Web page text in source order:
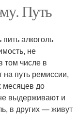
Путь
алкоголь
не
том числе в
на путь ремиссии,
месяцев до
выдерживают и
в других — живут